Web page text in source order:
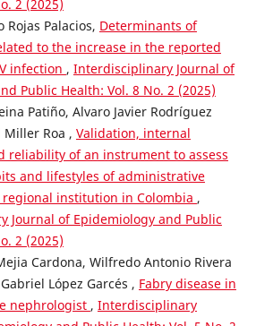
2 (2025)
Rojas Palacios, Determinants of
to the increase in the reported
infection , Interdisciplinary Journal of
Public Health: Vol. 8 No. 2 (2025)
Patiño, Alvaro Javier Rodríguez
Miller Roa , Validation, internal
reliability of an instrument to assess
and lifestyles of administrative
institution in Colombia ,
Journal of Epidemiology and Public
2 (2025)
Cardona, Wilfredo Antonio Rivera
López Garcés , Fabry disease in
nephrologist , Interdisciplinary